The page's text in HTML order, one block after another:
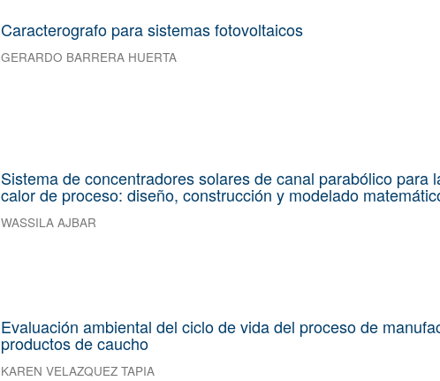
Caracterografo para sistemas fotovoltaicos
GERARDO BARRERA HUERTA
Sistema de concentradores solares de canal parabólico para
calor de proceso: diseño, construcción y modelado
WASSILA AJBAR
Evaluación ambiental del ciclo de vida del proceso de
productos de caucho
KAREN VELAZQUEZ TAPIA